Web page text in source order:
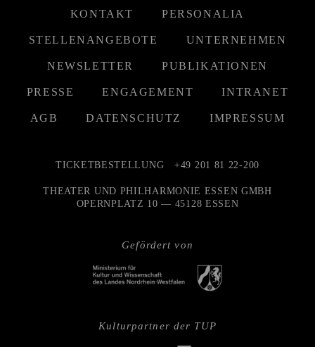
KONTAKT PERSONALIA
STELLENANGEBOTE UNTERNEHMEN
NEWSLETTER PUBLIKATIONEN
PRESSE ENGAGEMENT INTRANET
AGB DATENSCHUTZ IMPRESSUM
Gefördert von
TICKETBESTELLUNG +49 201 81 22-200
THEATER UND PHILHARMONIE ESSEN GMBH
OPERNPLATZ 10 — 45128 ESSEN
Kulturpartner der TUP